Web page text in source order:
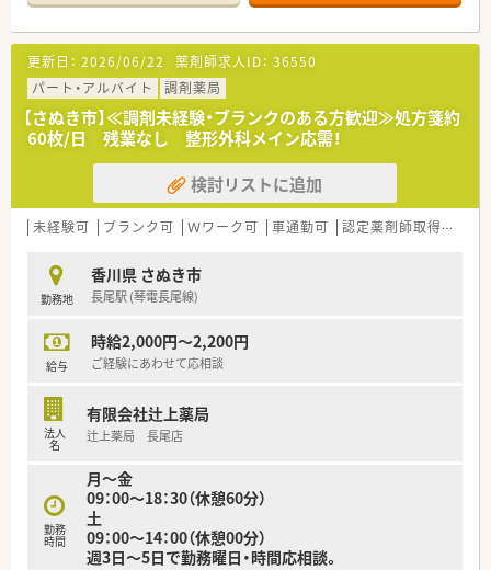
もちろん、お車通勤も可能です。
■平日のみの勤務もご相談可能ですので、週末は予定がある方に
もオススメです。
更新日： 2026/06/22 薬剤師求人ID： 36550
パート・アルバイト
調剤薬局
【さぬき市】≪調剤未経験・ブランクのある方歓迎≫処方箋約
60枚/日 残業なし 整形外科メイン応需！
検討リストに追加
未経験可 ブランク可 Ｗワーク可 車通勤可 認定薬剤師取得支援あり
勤務地
香川県 さぬき市
長尾駅 (琴電長尾線)
給与
時給2,000円～2,200円
ご経験にあわせて応相談
法人
名
有限会社辻上薬局
辻上薬局 長尾店
勤務
時間
月～金
09：00～18：30（休憩60分）
土
09：00～14：00（休憩00分）
週3日～5日で勤務曜日・時間応相談。